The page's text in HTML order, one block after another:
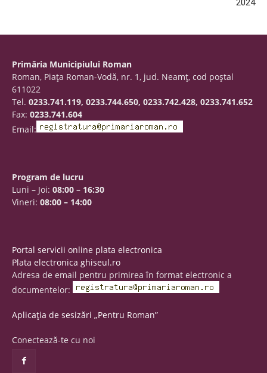
2024
Primăria Municipiului Roman
Roman, Piaţa Roman-Vodă, nr. 1, jud. Neamţ, cod poştal
611022
Tel. 0233.741.119, 0233.744.650, 0233.742.428, 0233.741.652
Fax: 0233.741.604
Email:
Program de lucru
Luni – Joi: 08:00 – 16:30
Vineri: 08:00 – 14:00
Portal servicii online plata electronica
Plata electronica ghiseul.ro
Adresa de email pentru primirea în format electronic a
documentelor:
Aplicația de sesizări „Pentru Roman”
Conectează-te cu noi